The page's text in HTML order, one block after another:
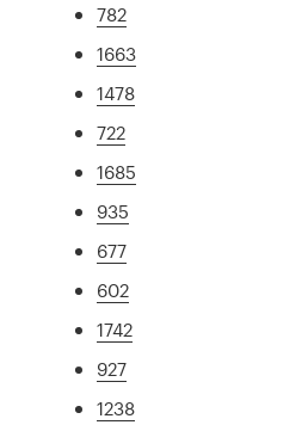
782
1663
1478
722
1685
935
677
602
1742
927
1238